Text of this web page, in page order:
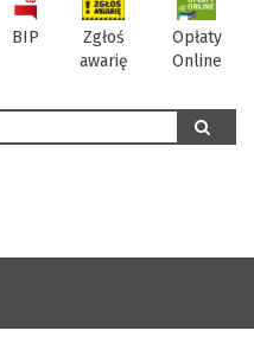
BIP
Zgłoś
awarię
Opłaty
Online
szukaj